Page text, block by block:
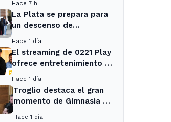
Hace 7 h
La Plata se prepara para
un descenso de
Hace 1 día
El streaming de 0221 Play
ofrece entretenimiento y
de La Plata y Ensenada.
Hace 1 día
Troglio destaca el gran
momento de Gimnasia y
Hace 1 día